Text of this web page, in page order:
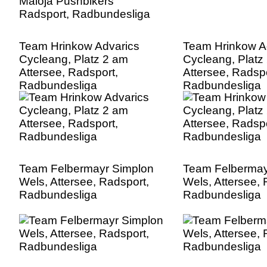
Team Hrinkow Advarics
Cycleang, Platz 2 am
Attersee, Radsport,
Radbundesliga
Team Hrinkow
Cycleang, Platz
Attersee,
Radbundesliga
Team Felbermayr Simplon
Wels, Attersee, Radsport,
Radbundesliga
Team
Wels, Attersee,
Radbundesliga